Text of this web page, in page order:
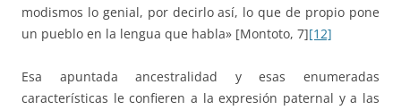
modismos lo genial, por decirlo así, lo que de propio pone
un pueblo en la lengua que habla» [Montoto, 7][12]
Esa apuntada ancestralidad y esas enumeradas
características le confieren a la expresión paternal y a las